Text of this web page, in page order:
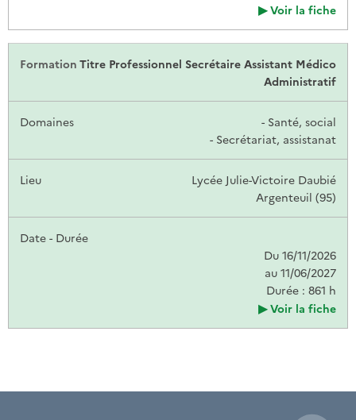
Voir la fiche
Titre Professionnel Secrétaire Assistant Médico
Administratif
- Santé, social
- Secrétariat, assistanat
Lycée Julie-Victoire Daubié
Argenteuil (95)
Du 16/11/2026
au 11/06/2027
Durée : 861 h
Voir la fiche